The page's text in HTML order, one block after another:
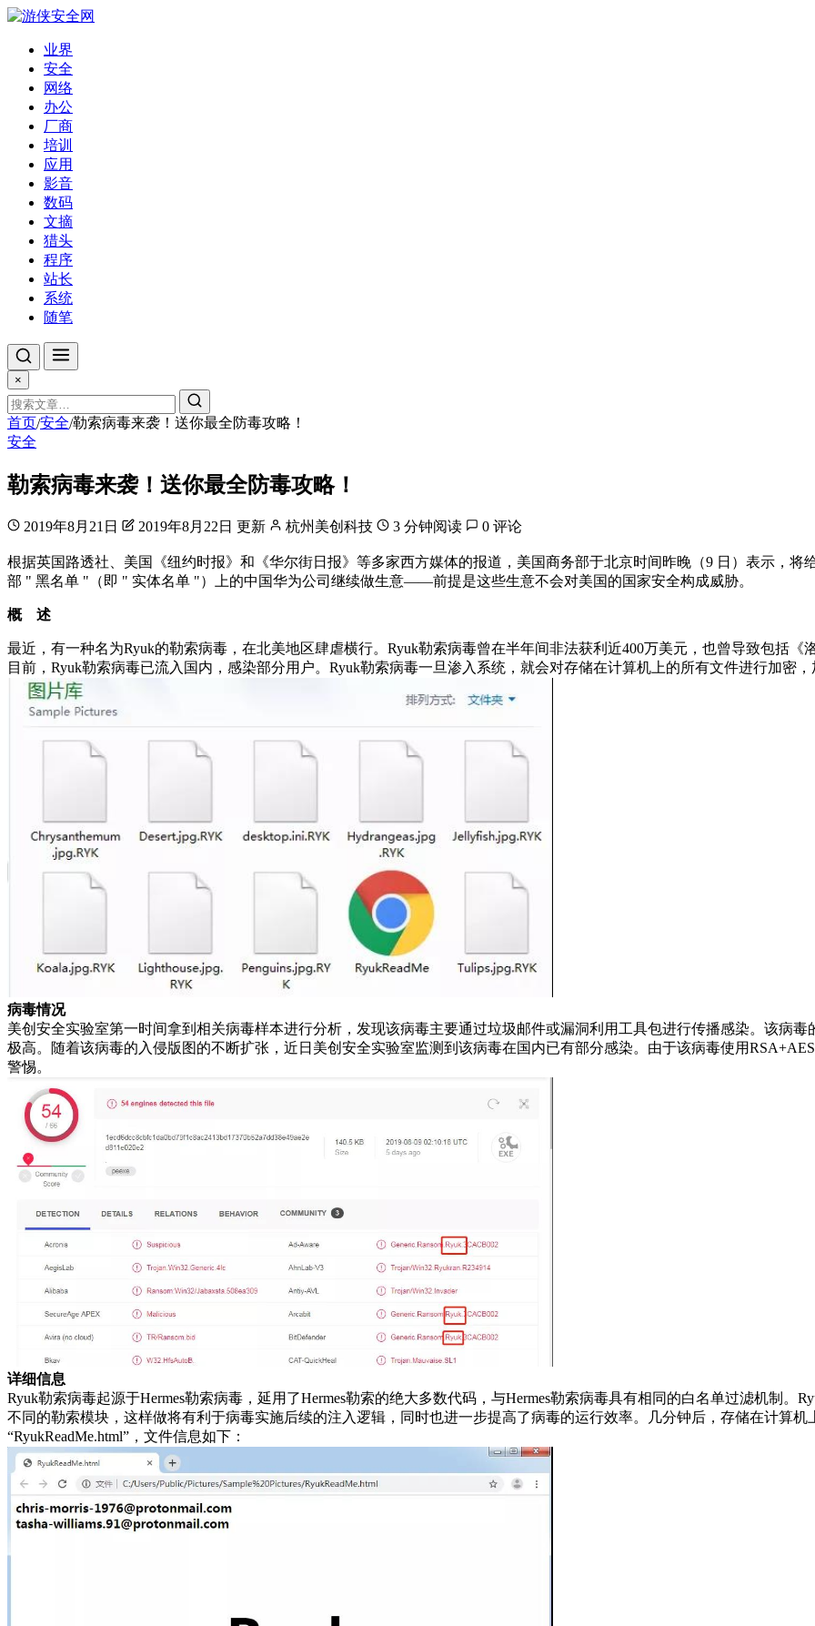
业界
安全
网络
办公
厂商
培训
应用
影音
数码
文摘
猎头
程序
站长
系统
随笔
×
首页/安全/勒索病毒来袭！送你最全防毒攻略！
安全
勒索病毒来袭！送你最全防毒攻略！
2019年8月21日 2019年8月22日 更新 杭州美创科技 3 分钟阅读 0 评论
根据英国路透社、美国《纽约时报》和《华尔街日报》等多家西方媒体的报道，美国商务部于北京时间昨晚（9 日）表示，
部 " 黑名单 "（即 " 实体名单 "）上的中国华为公司继续做生意——前提是这些生意不会对美国的国家安全构成威胁。
概 述
最近，有一种名为Ryuk的勒索病毒，在北美地区肆虐横行。Ryuk勒索病毒曾在半年间非法获利近400万美元，也曾导致包括《
目前，Ryuk勒索病毒已流入国内，感染部分用户。Ryuk勒索病毒一旦渗入系统，就会对存储在计算机上的所有文件进行加密
病毒情况
美创安全实验室第一时间拿到相关病毒样本进行分析，发现该病毒主要通过垃圾邮件或漏洞利用工具包进行传播感染。该病
极高。随着该病毒的入侵版图的不断扩张，近日美创安全实验室监测到该病毒在国内已有部分感染。由于该病毒使用
警惕。
详细信息
Ryuk勒索病毒起源于Hermes勒索病毒，延用了Hermes勒索的绝大多数代码，与Hermes勒索病毒具有相同的白名单过滤机制。
不同的勒索模块，这样做将有利于病毒实施后续的注入逻辑，同时也进一步提高了病毒的运行效率。几分钟后，存储在计算
“RyukReadMe.html”，文件信息如下：